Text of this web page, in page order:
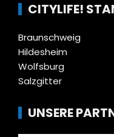
CITYLIFE!
Braunschweig
Hildesheim
Wolfsburg
Salzgitter
UNSERE